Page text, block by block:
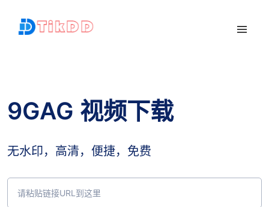
9GAG 视频下载
无水印，高清，便捷，免费